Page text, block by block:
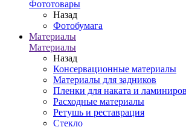
Фототовары
Назад
Фотобумага
Материалы
Материалы
Назад
Консервационные материалы
Материалы для задников
Пленки для наката и
Расходные материалы
Ретушь и реставрация
Стекло